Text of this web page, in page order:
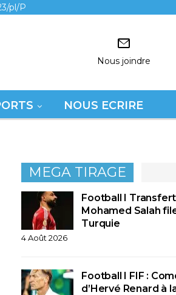
pl/P
Nous joindre
NOUS ECRIRE
MEGA TIRAGE
Football I Transfert
Mohamed Salah
Turquie
4 Août 2026
Football I FIF :
d’Hervé Renard à